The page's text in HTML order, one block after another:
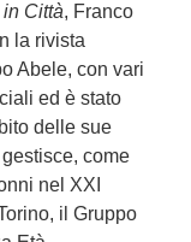
Città, Franco
la rivista
Abele, con vari
ed è stato
delle sue
come
nel XXI
il Gruppo